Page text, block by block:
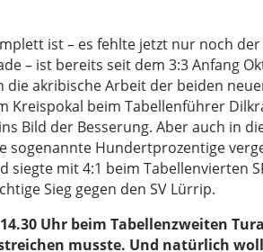
ist – es fehlte jetzt nur noch
– ist bereits seit dem 3:3 Anfang
akribische Arbeit der beiden
Kreispokal beim Tabellenführer
Bild der Besserung. Aber auch in
Hundertprozentige
mit 4:1 beim Tabellenvierten
Sieg gegen den SV Lürrip.
Uhr beim Tabellenzweiten
musste. Und natürlich